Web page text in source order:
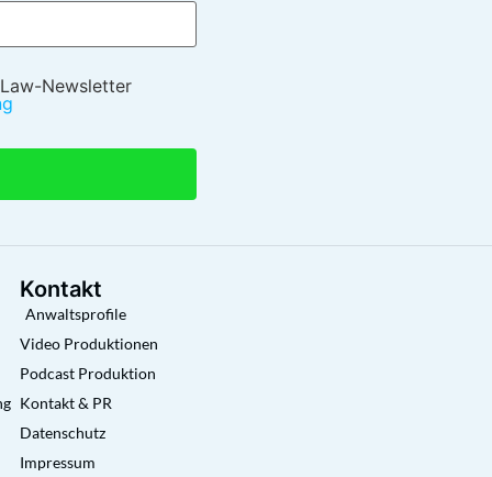
Newsletter
Kontakt
Anwaltsprofile
Video Produktionen
Podcast Produktion
Kontakt & PR
Datenschutz
Impressum